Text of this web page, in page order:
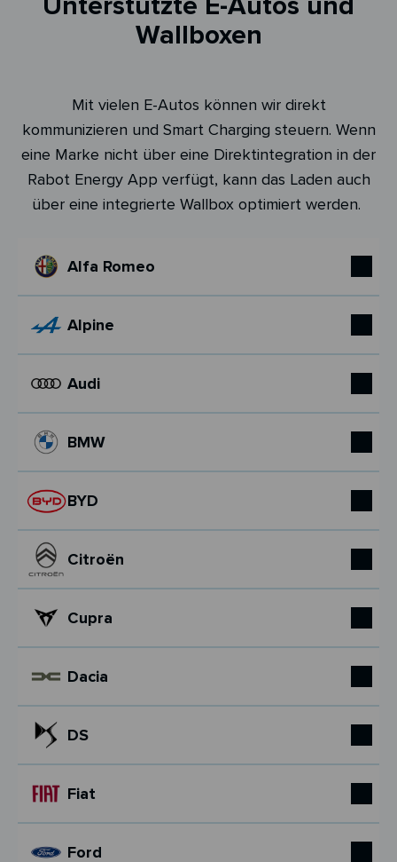
Wallboxen
Mit vielen E-Autos können wir direkt
kommunizieren und Smart Charging steuern. Wenn
eine Marke nicht über eine Direktintegration in der
Rabot Energy App verfügt, kann das Laden auch
über eine integrierte Wallbox optimiert werden.
Alfa Romeo
Alpine
Audi
BMW
BYD
Citroën
Cupra
Dacia
DS
Fiat
Ford